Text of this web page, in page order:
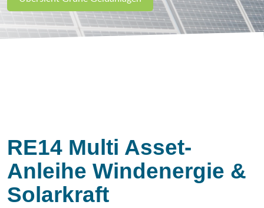
RE14 Multi Asset-
Anleihe Windenergie &
Solarkraft